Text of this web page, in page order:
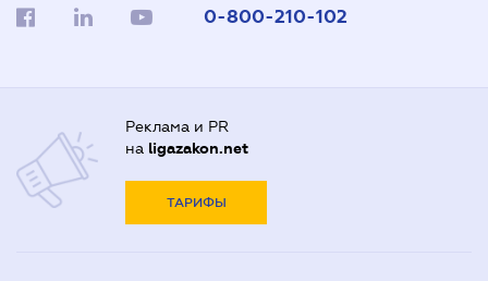
0-800-210-102
Реклама и PR
на ligazakon.net
ТАРИФЫ